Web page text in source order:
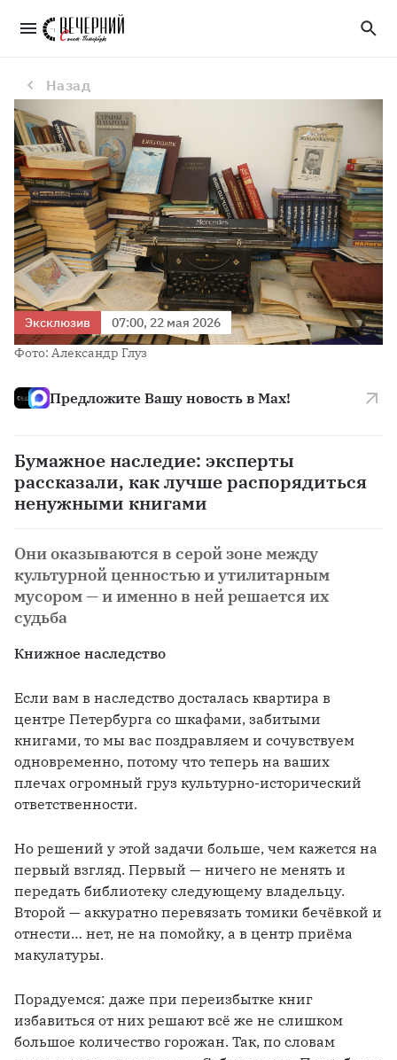
Бумажное наследие: эксперты рассказали, как лучше распорядиться ненужными книгами
Назад
Эксклюзив
07:00, 22 мая 2026
Фото: Александр Глуз
Предложите Вашу новость в Max!
Бумажное наследие: эксперты
рассказали, как лучше распорядиться
ненужными книгами
Они оказываются в серой зоне между
культурной ценностью и утилитарным
мусором — и именно в ней решается их
судьба
Книжное наследство
Если вам в наследство досталась квартира в
центре Петербурга со шкафами, забитыми
книгами, то мы вас поздравляем и сочувствуем
одновременно, потому что теперь на ваших
плечах огромный груз культурно-исторический
ответственности.
Но решений у этой задачи больше, чем кажется на
первый взгляд. Первый — ничего не менять и
передать библиотеку следующему владельцу.
Второй — аккуратно перевязать томики бечёвкой и
отнести… нет, не на помойку, а в центр приёма
макулатуры.
Порадуемся: даже при переизбытке книг
избавиться от них решают всё же не слишком
большое количество горожан. Так, по словам